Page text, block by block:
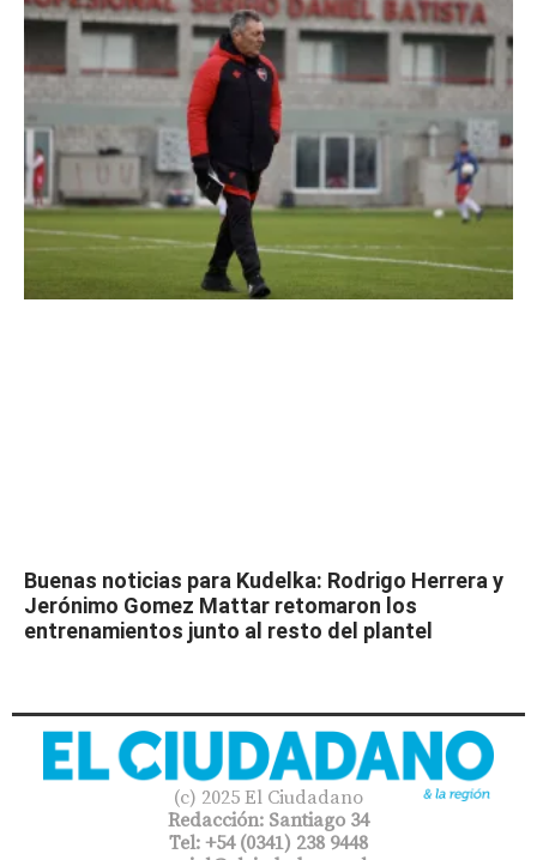
Buenas noticias para Kudelka: Rodrigo Herrera y
Jerónimo Gomez Mattar retomaron los
entrenamientos junto al resto del plantel
(c) 2025 El Ciudadano
Redacción: Santiago 34
Tel: +54 (0341) 238 9448